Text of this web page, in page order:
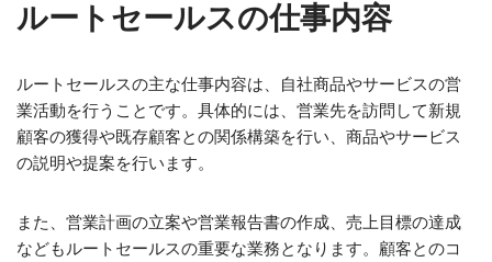
ルートセールスの仕事内容
ルートセールスの主な仕事内容は、自社商品やサービスの営
業活動を行うことです。具体的には、営業先を訪問して新規
顧客の獲得や既存顧客との関係構築を行い、商品やサービス
の説明や提案を行います。
また、営業計画の立案や営業報告書の作成、売上目標の達成
などもルートセールスの重要な業務となります。顧客とのコ